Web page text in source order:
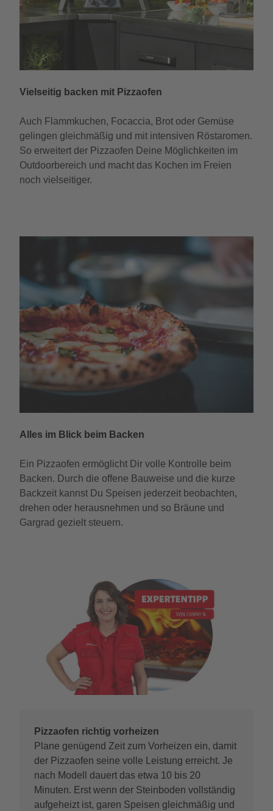
Vielseitig backen mit Pizzaofen
Auch Flammkuchen, Focaccia, Brot oder Gemüse
gelingen gleichmäßig und mit intensiven Röstaromen.
So erweitert der Pizzaofen Deine Möglichkeiten im
Outdoorbereich und macht das Kochen im Freien
noch vielseitiger.
Alles im Blick beim Backen
Ein Pizzaofen ermöglicht Dir volle Kontrolle beim
Backen. Durch die offene Bauweise und die kurze
Backzeit kannst Du Speisen jederzeit beobachten,
drehen oder herausnehmen und so Bräune und
Gargrad gezielt steuern.
Pizzaofen richtig vorheizen
Plane genügend Zeit zum Vorheizen ein, damit
der Pizzaofen seine volle Leistung erreicht. Je
nach Modell dauert das etwa 10 bis 20
Minuten. Erst wenn der Steinboden vollständig
aufgeheizt ist, garen Speisen gleichmäßig und